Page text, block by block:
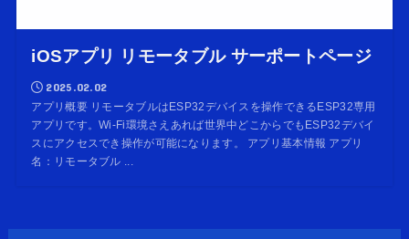
iOSアプリ リモータブル サーポートページ
2025.02.02
アプリ概要 リモータブルはESP32デバイスを操作できるESP32専用
アプリです。Wi-Fi環境さえあれば世界中どこからでもESP32デバイ
スにアクセスでき操作が可能になります。 アプリ基本情報 アプリ
名：リモータブル ...